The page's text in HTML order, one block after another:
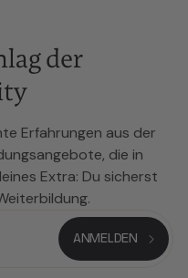
der
Erfahrungen aus der
die in
Extra: Du sicherst